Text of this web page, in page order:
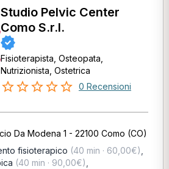
Studio Pelvic Center
Como S.r.l.
Fisioterapista, Osteopata,
Nutrizionista, Ostetrica
0 Recensioni
Da Modena 1 - 22100 Como (CO)
fisioterapico (40 min · 60,00€)
(40 min · 90,00€)